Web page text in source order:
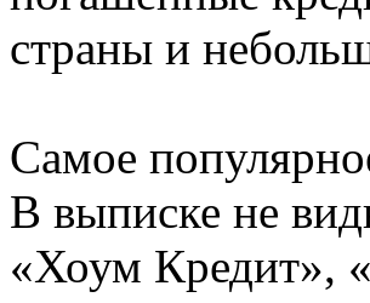
страны и
Самое
В выписке не
«Хоум Кредит»,